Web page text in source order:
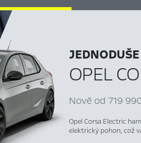
OPEL
Nově od 719
Opel Corsa Electric
elektrický pohon, což